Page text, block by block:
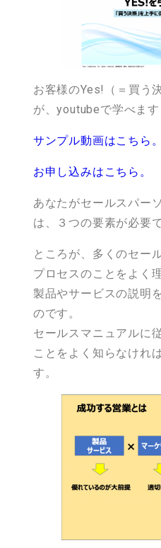
お客様のYes!（＝買う
が、youtubeで学べます
サンプル動画はこちら。
お申し込みはこちら。
あなたがセールスパー
は、３つの要素が必要で
ところが、多くのセー
プロセスのことをよく
製品やサービスの説明
のです。
セールスマニュアルに
ことをよく知らなけれ
す。